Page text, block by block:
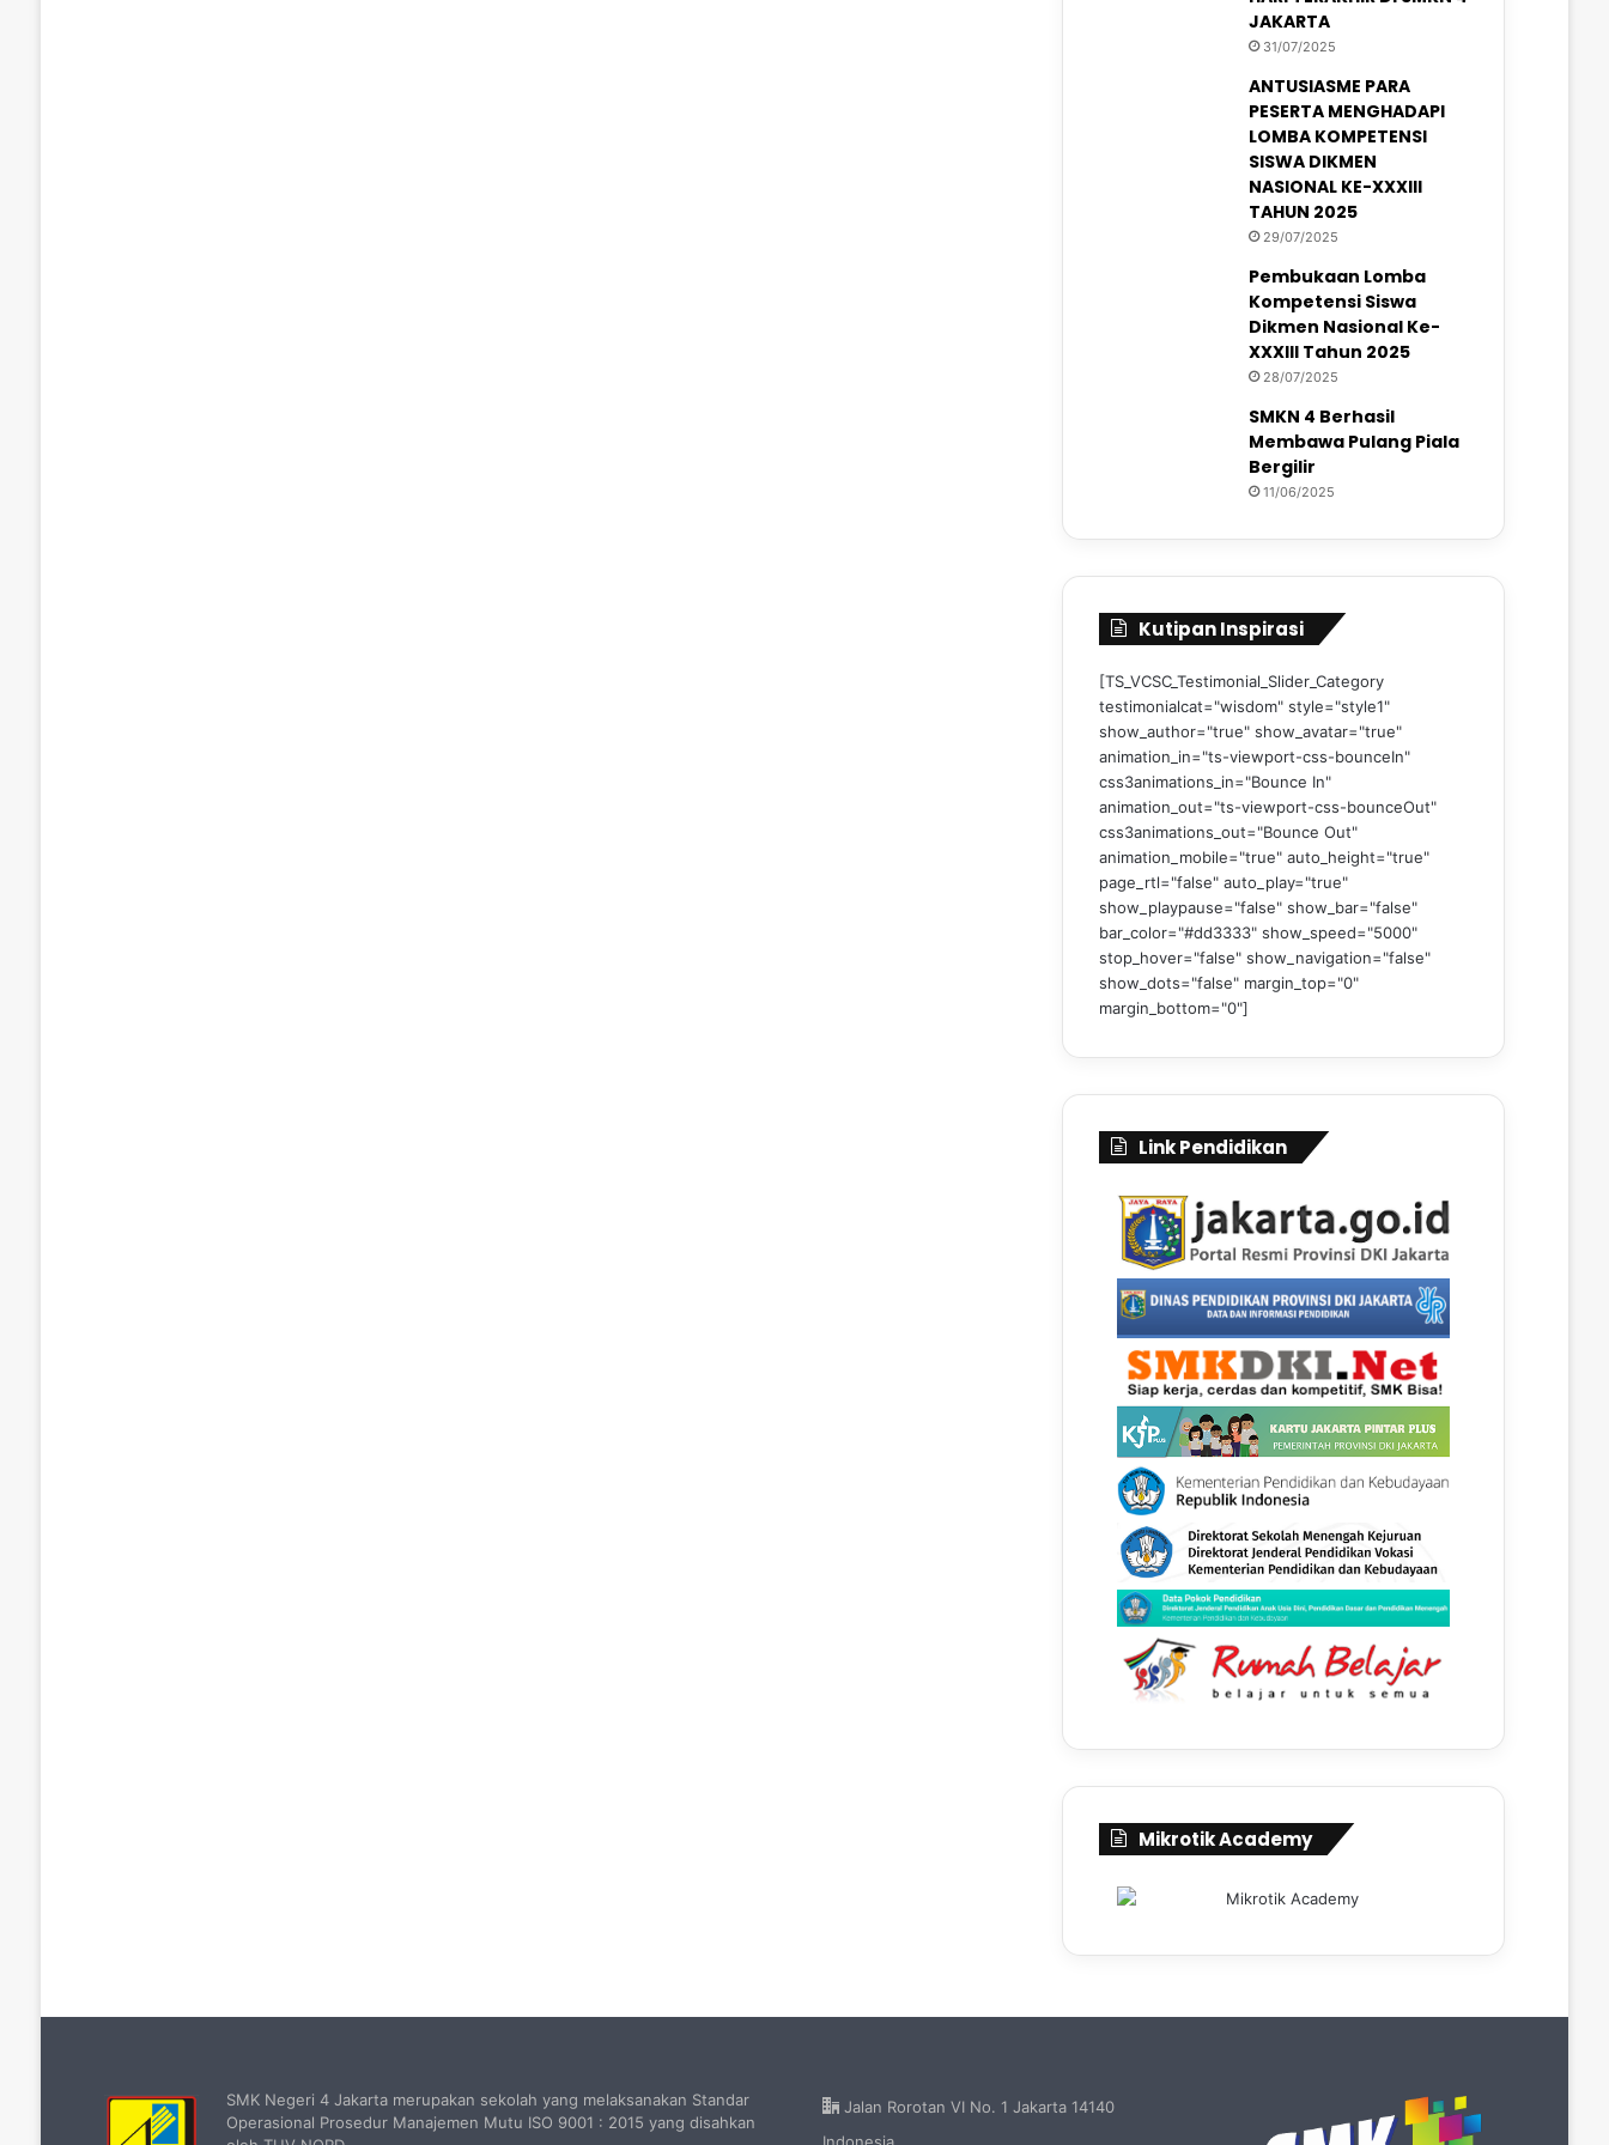
JAKARTA
31/07/2025
ANTUSIASME PARA
PESERTA MENGHADAPI
LOMBA KOMPETENSI
SISWA DIKMEN
NASIONAL KE-XXXIII
TAHUN 2025
29/07/2025
Pembukaan Lomba
Kompetensi Siswa
Dikmen Nasional Ke-
XXXIII Tahun 2025
28/07/2025
SMKN 4 Berhasil
Membawa Pulang Piala
Bergilir
11/06/2025
Kutipan Inspirasi
[TS_VCSC_Testimonial_Slider_Category
testimonialcat="wisdom" style="style1"
show_author="true" show_avatar="true"
animation_in="ts-viewport-css-bounceIn"
css3animations_in="Bounce In"
animation_out="ts-viewport-css-bounceOut"
css3animations_out="Bounce Out"
animation_mobile="true" auto_height="true"
page_rtl="false" auto_play="true"
show_playpause="false" show_bar="false"
bar_color="#dd3333" show_speed="5000"
stop_hover="false" show_navigation="false"
show_dots="false" margin_top="0"
margin_bottom="0"]
Link Pendidikan
Mikrotik Academy
SMK Negeri 4 Jakarta merupakan sekolah yang melaksanakan Standar
Operasional Prosedur Manajemen Mutu ISO 9001 : 2015 yang disahkan
Jalan Rorotan VI No. 1 Jakarta 14140
Indonesia